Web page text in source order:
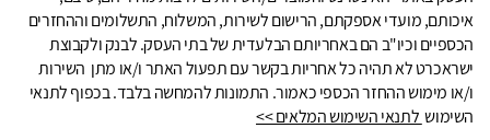
איכותם, מועדי אספקתם, הרישום לשירות, המשלוח, התשלומים וההחזרים
הכספיים וכיו"ב הם באחריותם הבלעדית של בתי העסק. לבנק ולקבוצת
ישראכרט לא תהיה כל אחריות בקשר עם תפעול האתר ו/או מתן השירות
ו/או מימוש ההחזר הכספי כאמור. התמונות להמחשה בלבד. בכפוף לתנאי
השימוש לתנאי השימוש המלאים >>